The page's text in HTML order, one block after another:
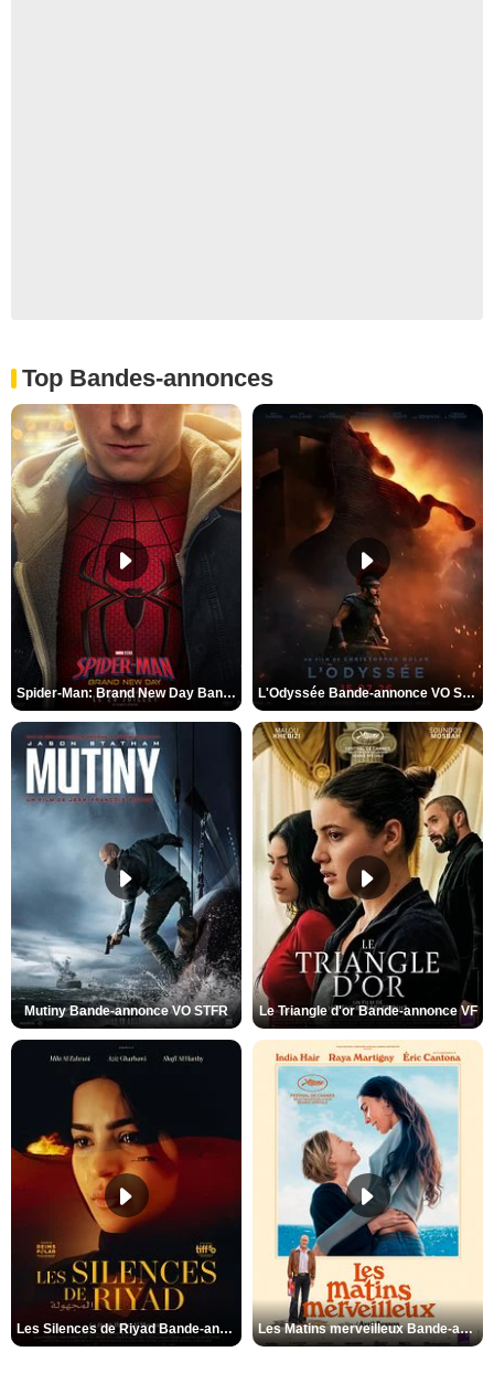
Top Bandes-annonces
Spider-Man: Brand New Day Bande-annonce VO STFR L'Odyssée Bande-annonce VO STFR
Mutiny Bande-annonce VO STFR Le Triangle d'or Bande-annonce VF
Les Silences de Riyad Bande-annonce VO STFR Les Matins merveilleux Bande-annonce VF